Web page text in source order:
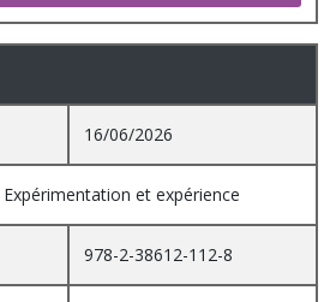
16/06/2026
Expérimentation et expérience
978-2-38612-112-8